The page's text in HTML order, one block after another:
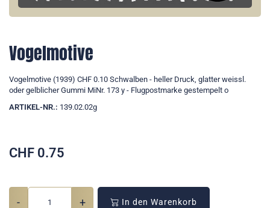
Vogelmotive
Vogelmotive (1939) CHF 0.10 Schwalben - heller Druck, glatter weissl.
oder gelblicher Gummi MiNr. 173 y - Flugpostmarke gestempelt o
ARTIKEL-NR.: 139.02.02g
CHF 0.75
- + In den Warenkorb